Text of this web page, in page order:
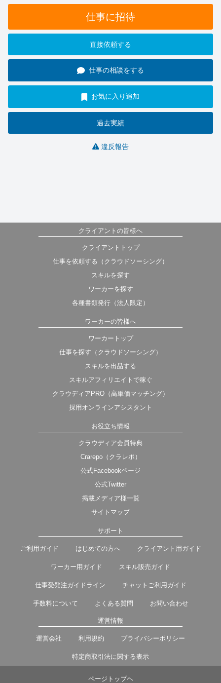
仕事に招待
直接依頼する
仕事の相談をする
お気に入り追加
過去実績
違反報告
クライアントの皆様へ
クライアントトップ
仕事を依頼する（クラウドソーシング）
スキルを探す
ワーカーを探す
各種書類発行（法人限定）
ワーカーの皆様へ
ワーカートップ
仕事を探す（クラウドソーシング）
スキルを出品する
スキルアフィリエイトで稼ぐ
クラウディアPRO（高単価マッチング）
採用オンラインアシスタント
お役立ち情報
クラウディア会員特典
Crarepo（クラレポ）
公式Facebookページ
公式Twitter
掲載メディア様一覧
サイトマップ
サポート
ご利用ガイド はじめての方へ クライアント用ガイド
ワーカー用ガイド スキル販売ガイド
仕事受発注ガイドライン チャットご利用ガイド
手数料について よくある質問 お問い合わせ
運営情報
運営会社 利用規約 プライバシーポリシー
特定商取引法に関する表示
ページトップヘ